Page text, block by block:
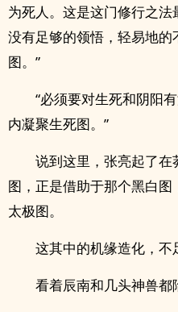
为死人。这是这门修行之
没有足够的领悟，轻易地
图。”
“必须要对生死和阴阳
内凝聚生死图。”
说到这里，张亮起了在
图，正是借助于那个黑白
太极图。
这其中的机缘造化，不
看着辰南和几头神兽都